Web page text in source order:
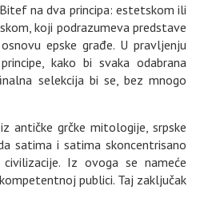
na dva principa: estetskom ili
koji podrazumeva predstave
epske građe. U pravljenju
kako bi svaka odabrana
selekcija bi se, bez mnogo
antičke grčke mitologije, srpske
satima i satima skoncentrisano
Iz ovoga se nameće
publici. Taj zaključak